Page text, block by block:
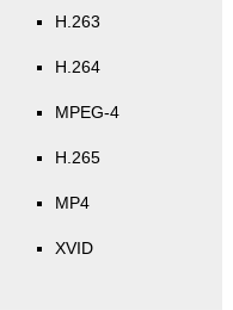
H.263
H.264
MPEG-4
H.265
MP4
XVID